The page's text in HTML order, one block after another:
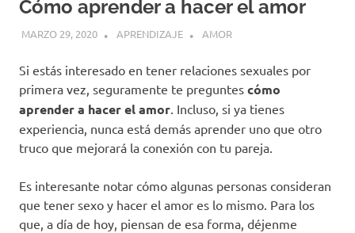
Cómo aprender a hacer el amor
MARZO 29, 2020 APRENDIZAJE AMOR
Si estás interesado en tener relaciones sexuales por
primera vez, seguramente te preguntes cómo
aprender a hacer el amor. Incluso, si ya tienes
experiencia, nunca está demás aprender uno que otro
truco que mejorará la conexión con tu pareja.
Es interesante notar cómo algunas personas consideran
que tener sexo y hacer el amor es lo mismo. Para los
que, a día de hoy, piensan de esa forma, déjenme